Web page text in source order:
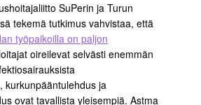
SuPerin ja Turun
tekemä tutkimus vahvistaa, että
työpaikoilla on paljon
oireilevat selvästi enemmän
kurkunpääntulehdus ja
ovat tavallista yleisempiä. Astma